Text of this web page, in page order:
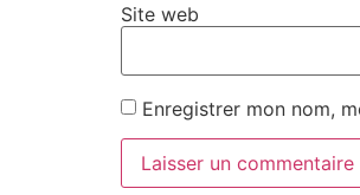
Site web
Enregistrer mon nom,